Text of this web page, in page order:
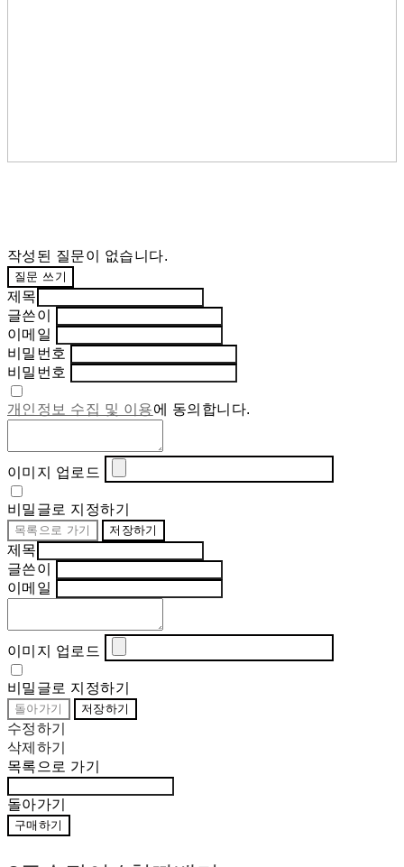
작성된 질문이 없습니다.
질문 쓰기
제목
글쓴이
이메일
비밀번호
비밀번호
개인정보 수집 및 이용에 동의합니다.
이미지 업로드
비밀글로 지정하기
목록으로 가기 저장하기
제목
글쓴이
이메일
이미지 업로드
비밀글로 지정하기
돌아가기 저장하기
수정하기
삭제하기
목록으로 가기
돌아가기
구매하기